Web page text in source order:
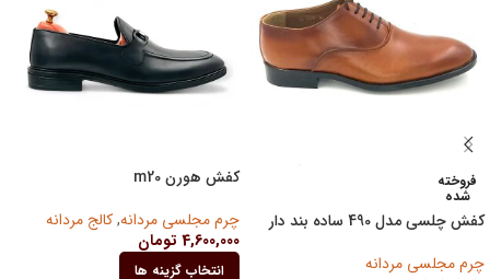
فروخته
شده
کفش چلسی مدل 490 ساده بند دار
چرم مجلسی مردانه
کفش هورن m20
چرم مجلسی مردانه,کالج مردانه
4,600,000 تومان
انتخاب گزینه ها